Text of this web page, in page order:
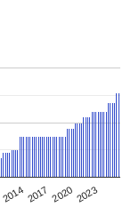
2014 2017 2020 2023